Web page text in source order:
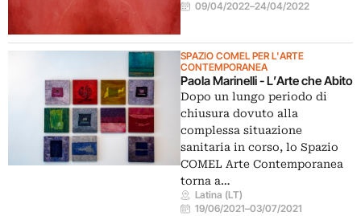
09/04/2022–24/04/2022
SPAZIO COMEL PER L'ARTE
CONTEMPORANEA
Paola Marinelli - L’Arte che Abito
Dopo un lungo periodo di
chiusura dovuto alla
complessa situazione
sanitaria in corso, lo Spazio
COMEL Arte Contemporanea
torna a…
Latina (LT)
19/06/2021–03/07/2021